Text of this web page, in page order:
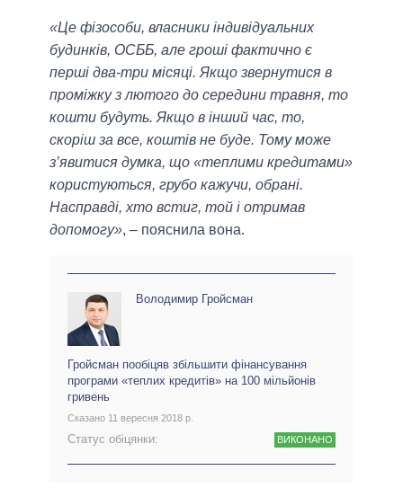
«Це фізособи, власники індивідуальних
будинків, ОСББ, але гроші фактично є
перші два-три місяці. Якщо звернутися в
проміжку з лютого до середини травня, то
кошти будуть. Якщо в інший час, то,
скоріш за все, коштів не буде. Тому може
з’явитися думка, що «теплими кредитами»
користуються, грубо кажучи, обрані.
Насправді, хто встиг, той і отримав
допомогу», – пояснила вона.
Володимир Гройсман
Гройсман пообіцяв збільшити фінансування
програми «теплих кредитів» на 100 мільйонів
гривень
Сказано 11 вересня 2018 р.
Статус обіцянки: ВИКОНАНО